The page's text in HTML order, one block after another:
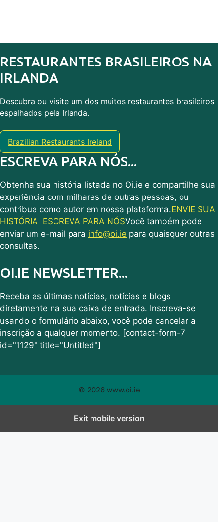
RESTAURANTES BRASILEIROS NA
IRLANDA
Descubra ou visite um dos muitos restaurantes brasileiros
espalhados pela Irlanda.
Brazilian Restaurants Ireland
ESCREVA PARA NÓS...
Obtenha sua história listada no Oi.ie e compartilhe sua
experiência com milhares de outras pessoas, ou
contribua como autor em nossa plataforma.ENVIE SUA
HISTÓRIA ESCREVA PARA NÓSVocê também pode
enviar um e-mail para info@oi.ie para quaisquer outras
consultas.
OI.IE NEWSLETTER...
Receba as últimas notícias, notícias e blogs
diretamente na sua caixa de entrada. Inscreva-se
usando o formulário abaixo, você pode cancelar a
inscrição a qualquer momento. [contact-form-7
id="1129" title="Untitled"]
© 2026 www.oi.ie
Exit mobile version